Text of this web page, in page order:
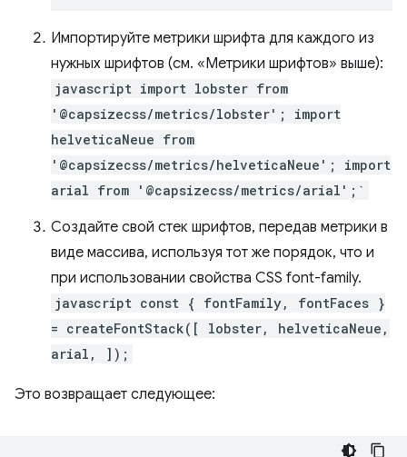
Импортируйте метрики шрифта для каждого из
нужных шрифтов (см. «Метрики шрифтов» выше):
javascript import lobster from
'@capsizecss/metrics/lobster'; import
helveticaNeue from
'@capsizecss/metrics/helveticaNeue'; import
arial from '@capsizecss/metrics/arial';`
Создайте свой стек шрифтов, передав метрики в
виде массива, используя тот же порядок, что и
при использовании свойства CSS font-family.
javascript const { fontFamily, fontFaces }
= createFontStack([ lobster, helveticaNeue,
arial, ]);
Это возвращает следующее: